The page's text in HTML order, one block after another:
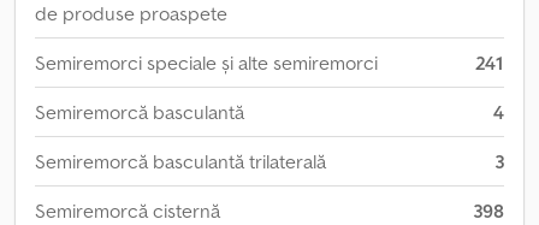
de produse proaspete
Semiremorci speciale și alte semiremorci 241
Semiremorcă basculantă 4
Semiremorcă basculantă trilaterală 3
Semiremorcă cisternă 398